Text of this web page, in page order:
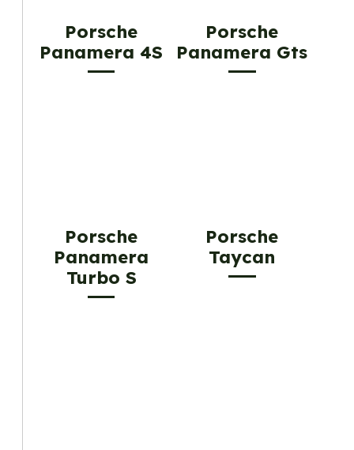
Porsche
Panamera 4S
Porsche
Panamera Gts
Porsche
Panamera
Turbo S
Porsche
Taycan